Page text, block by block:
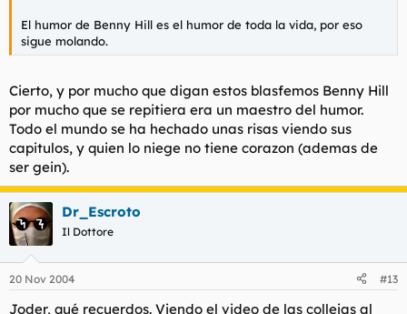
El humor de Benny Hill es el humor de toda la vida, por eso
sigue molando.
Cierto, y por mucho que digan estos blasfemos Benny Hill
por mucho que se repitiera era un maestro del humor.
Todo el mundo se ha hechado unas risas viendo sus
capitulos, y quien lo niege no tiene corazon (ademas de
ser gein).
Dr_Escroto
Il Dottore
20 Nov 2004 #13
Joder, qué recuerdos. Viendo el video de las collejas al